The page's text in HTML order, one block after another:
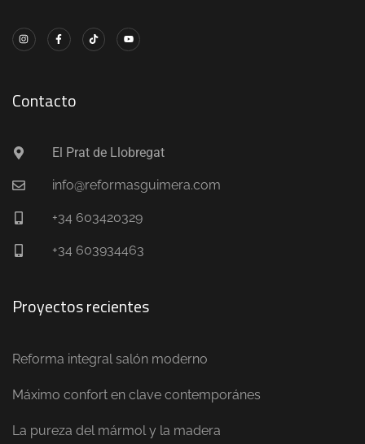
Contacto
El Prat de Llobregat
info@reformasguimera.com
+34 603420329
+34 603934463
Proyectos recientes
Reforma integral salón moderno
Máximo confort en clave contemporánes
La pureza del mármol y la madera